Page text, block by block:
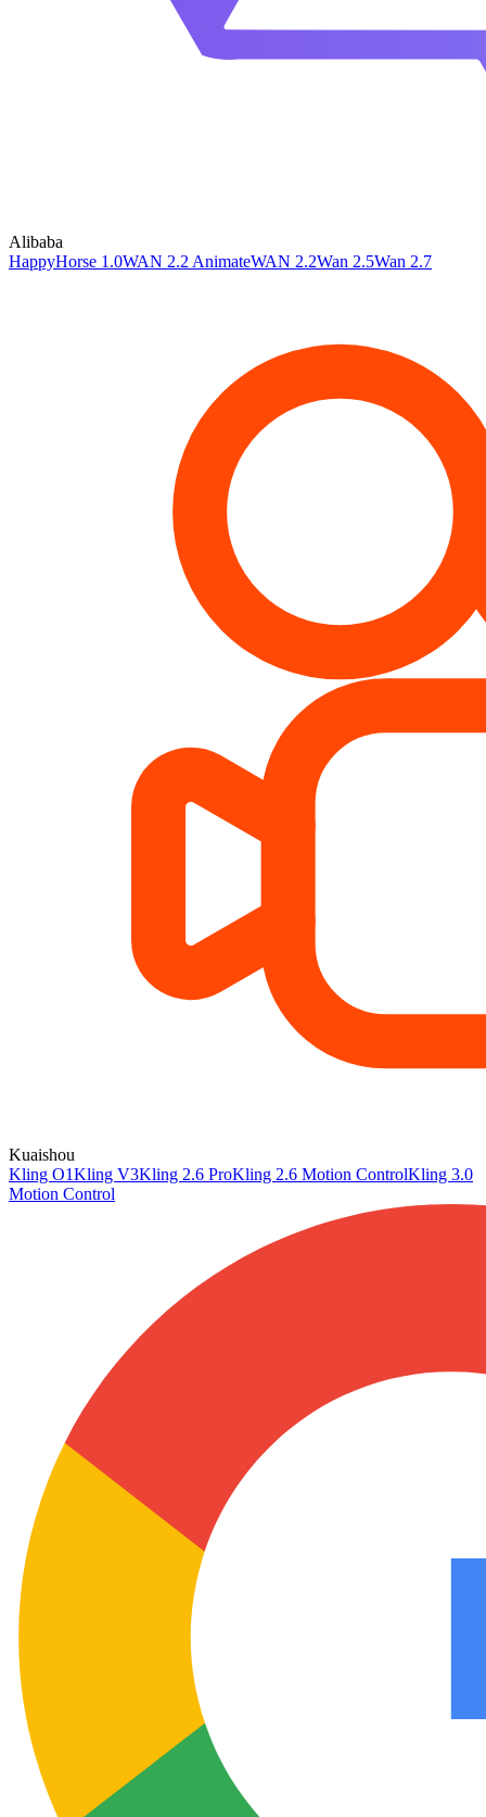
Alibaba
HappyHorse 1.0WAN 2.2 AnimateWAN 2.2Wan 2.5Wan 2.7
Kuaishou
Kling O1Kling V3Kling 2.6 ProKling 2.6 Motion ControlKling 3.0
Motion Control